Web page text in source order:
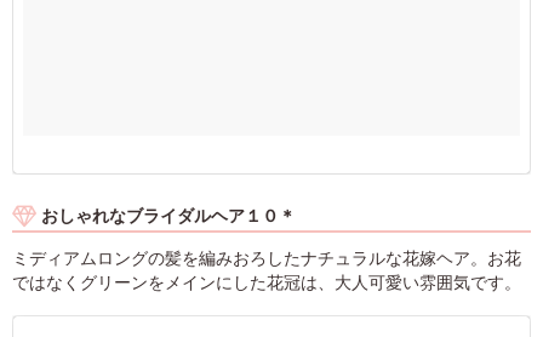
おしゃれなブライダルヘア１０＊
ミディアムロングの髪を編みおろしたナチュラルな花嫁ヘア。お花
ではなくグリーンをメインにした花冠は、大人可愛い雰囲気です。